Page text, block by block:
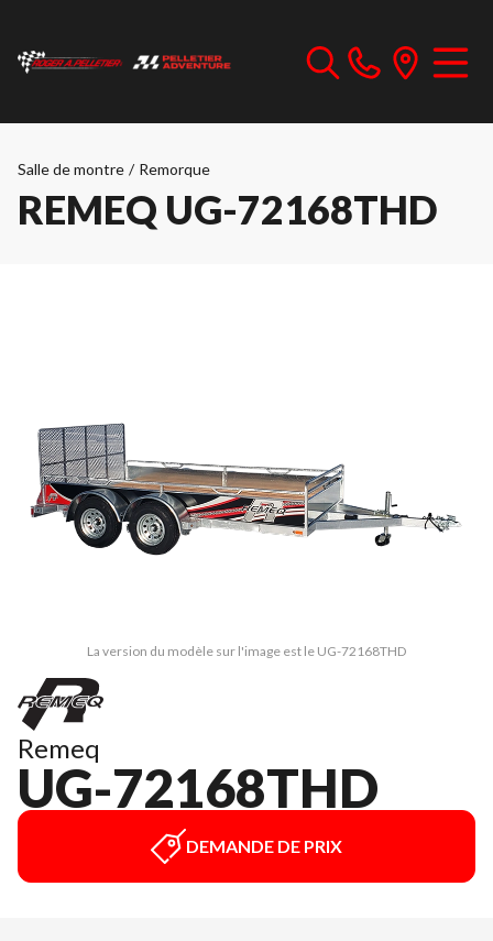
Salle de montre / Remorque
REMEQ UG-72168THD
La version du modèle sur l'image est le UG-72168THD
Remeq
UG-72168THD
DEMANDE DE PRIX